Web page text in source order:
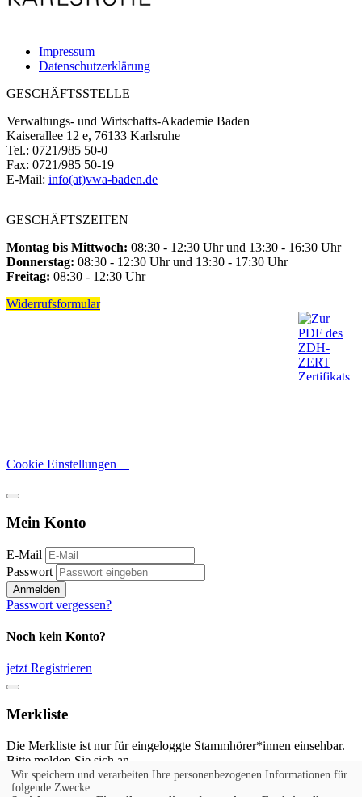
Impressum
Datenschutzerklärung
GESCHÄFTSSTELLE
Verwaltungs- und Wirtschafts-Akademie Baden
Kaiserallee 12 e, 76133 Karlsruhe
Tel.: 0721/985 50-0
Fax: 0721/985 50-19
E-Mail: info(at)vwa-baden.de
GESCHÄFTSZEITEN
Montag bis Mittwoch: 08:30 - 12:30 Uhr und 13:30 - 16:30 Uhr
Donnerstag: 08:30 - 12:30 Uhr und 13:30 - 17:30 Uhr
Freitag: 08:30 - 12:30 Uhr
Widerrufsformular
Cookie Einstellungen
Mein Konto
E-Mail
Passwort
Anmelden
Passwort vergessen?
Noch kein Konto?
jetzt Registrieren
Merkliste
Die Merkliste ist nur für eingeloggte Stammhörer*innen einsehbar.
Bitte melden Sie sich an.
Anmelden
Wir speichern und verarbeiten Ihre personenbezogenen Informationen für
folgende Zwecke: